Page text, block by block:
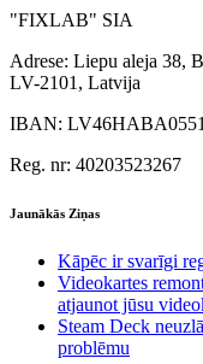
"FIXLAB" SIA
Adrese: Liepu aleja 38,
LV-2101, Latvija
IBAN:
Reg. nr: 40203523267
Jaunākās Ziņas
Kāpēc ir svarīgi
Videokartes
atjaunot jūsu
Steam Deck
problēmu